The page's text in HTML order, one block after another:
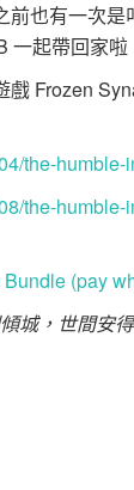
前也有一次
一起帶回家啦
Frozen
the-
the-
(pay
城，世間安